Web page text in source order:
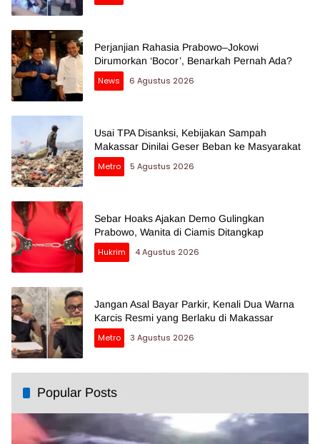
Perjanjian Rahasia Prabowo–Jokowi
Dirumorkan ‘Bocor’, Benarkah Pernah Ada?
News
6 Agustus 2026
Usai TPA Disanksi, Kebijakan Sampah
Makassar Dinilai Geser Beban ke Masyarakat
Metro
5 Agustus 2026
Sebar Hoaks Ajakan Demo Gulingkan
Prabowo, Wanita di Ciamis Ditangkap
Hukrim
4 Agustus 2026
Jangan Asal Bayar Parkir, Kenali Dua Warna
Karcis Resmi yang Berlaku di Makassar
Metro
3 Agustus 2026
Popular Posts